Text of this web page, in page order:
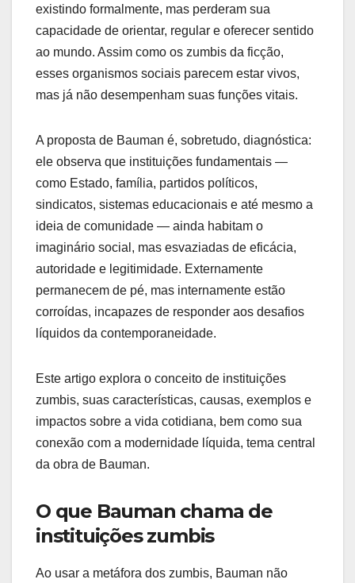
existindo formalmente, mas perderam sua
capacidade de orientar, regular e oferecer sentido
ao mundo. Assim como os zumbis da ficção,
esses organismos sociais parecem estar vivos,
mas já não desempenham suas funções vitais.
A proposta de Bauman é, sobretudo, diagnóstica:
ele observa que instituições fundamentais —
como Estado, família, partidos políticos,
sindicatos, sistemas educacionais e até mesmo a
ideia de comunidade — ainda habitam o
imaginário social, mas esvaziadas de eficácia,
autoridade e legitimidade. Externamente
permanecem de pé, mas internamente estão
corroídas, incapazes de responder aos desafios
líquidos da contemporaneidade.
Este artigo explora o conceito de instituições
zumbis, suas características, causas, exemplos e
impactos sobre a vida cotidiana, bem como sua
conexão com a modernidade líquida, tema central
da obra de Bauman.
O que Bauman chama de
instituições zumbis
Ao usar a metáfora dos zumbis, Bauman não